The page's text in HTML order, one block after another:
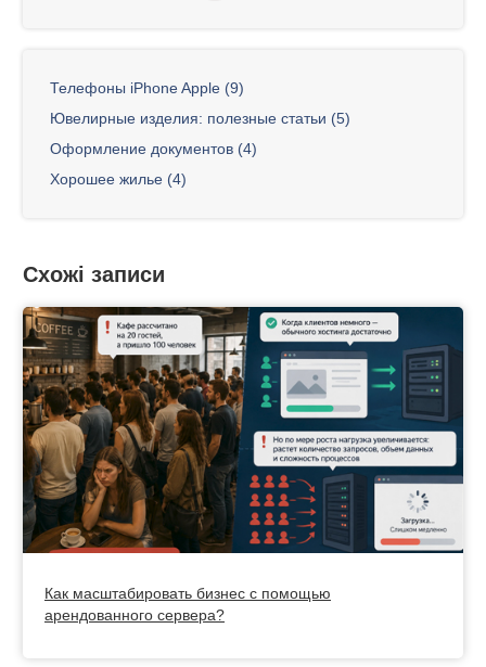
Телефоны iPhone Apple (9)
Ювелирные изделия: полезные статьи (5)
Оформление документов (4)
Хорошее жилье (4)
Схожі записи
Как масштабировать бизнес с помощью
арендованного сервера?